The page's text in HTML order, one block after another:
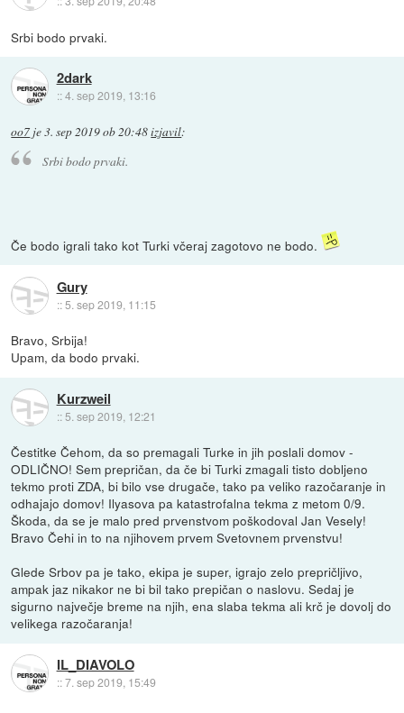
Srbi bodo prvaki.
2dark
::4. sep 2019, 13:16
oo7 je3. sep 2019 ob 20:48izjavil:
Srbi bodo prvaki.
Če bodo igrali tako kot Turki včeraj zagotovo ne bodo.
Gury
::5. sep 2019, 11:15
Bravo, Srbija!
Upam, da bodo prvaki.
Kurzweil
:: 5. sep 2019, 12:21
Čestitke Čehom, da so premagali Turke in jih poslali domov -
ODLIČNO! Sem prepričan, da če bi Turki zmagali tisto dobljeno
tekmo proti ZDA, bi bilo vse drugače, tako pa veliko razočaranje in
odhajajo domov! Ilyasova pa katastrofalna tekma z metom 0/9.
Škoda, da se je malo pred prvenstvom poškodoval Jan Vesely!
Bravo Čehi in to na njihovem prvem Svetovnem prvenstvu!
Glede Srbov pa je tako, ekipa je super, igrajo zelo prepričljivo,
ampak jaz nikakor ne bi bil tako prepičan o naslovu. Sedaj je
sigurno največje breme na njih, ena slaba tekma ali krč je dovolj do
velikega razočaranja!
IL_DIAVOLO
::7. sep 2019, 15:49